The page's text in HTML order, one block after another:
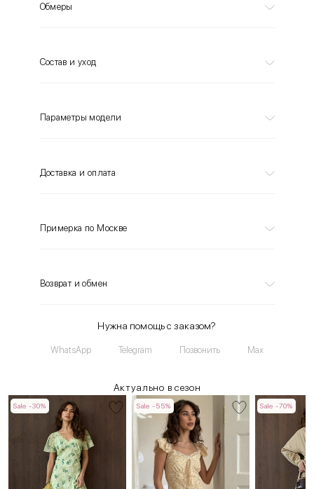
Обмеры
Состав и уход
Параметры модели
Доставка и оплата
Примерка по Москве
Возврат и обмен
Нужна помощь с заказом?
WhatsApp Telegram Позвонить Max
Актуально в сезон
Sale -30% Sale -55% Sale -70%